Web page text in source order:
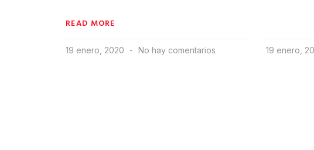
READ MORE
19 enero, 2020 No hay comentarios 19 enero,